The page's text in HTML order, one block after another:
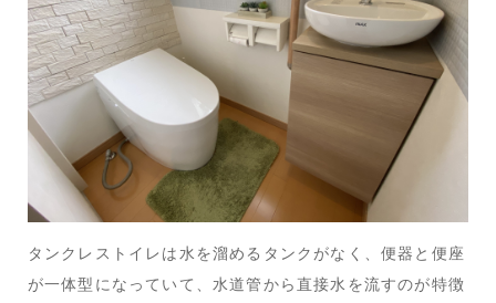
タンクレストイレは水を溜めるタンクがなく、便器と便座
が一体型になっていて、水道管から直接水を流すのが特徴